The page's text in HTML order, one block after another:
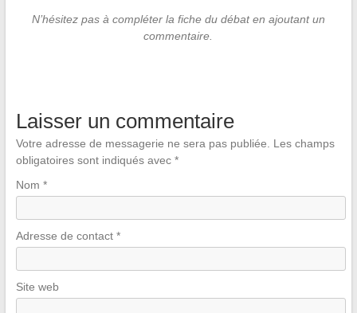
N’hésitez pas à compléter la fiche du débat en ajoutant un
commentaire.
Laisser un commentaire
Votre adresse de messagerie ne sera pas publiée.
Les champs
obligatoires sont indiqués avec *
Nom *
Adresse de contact *
Site web